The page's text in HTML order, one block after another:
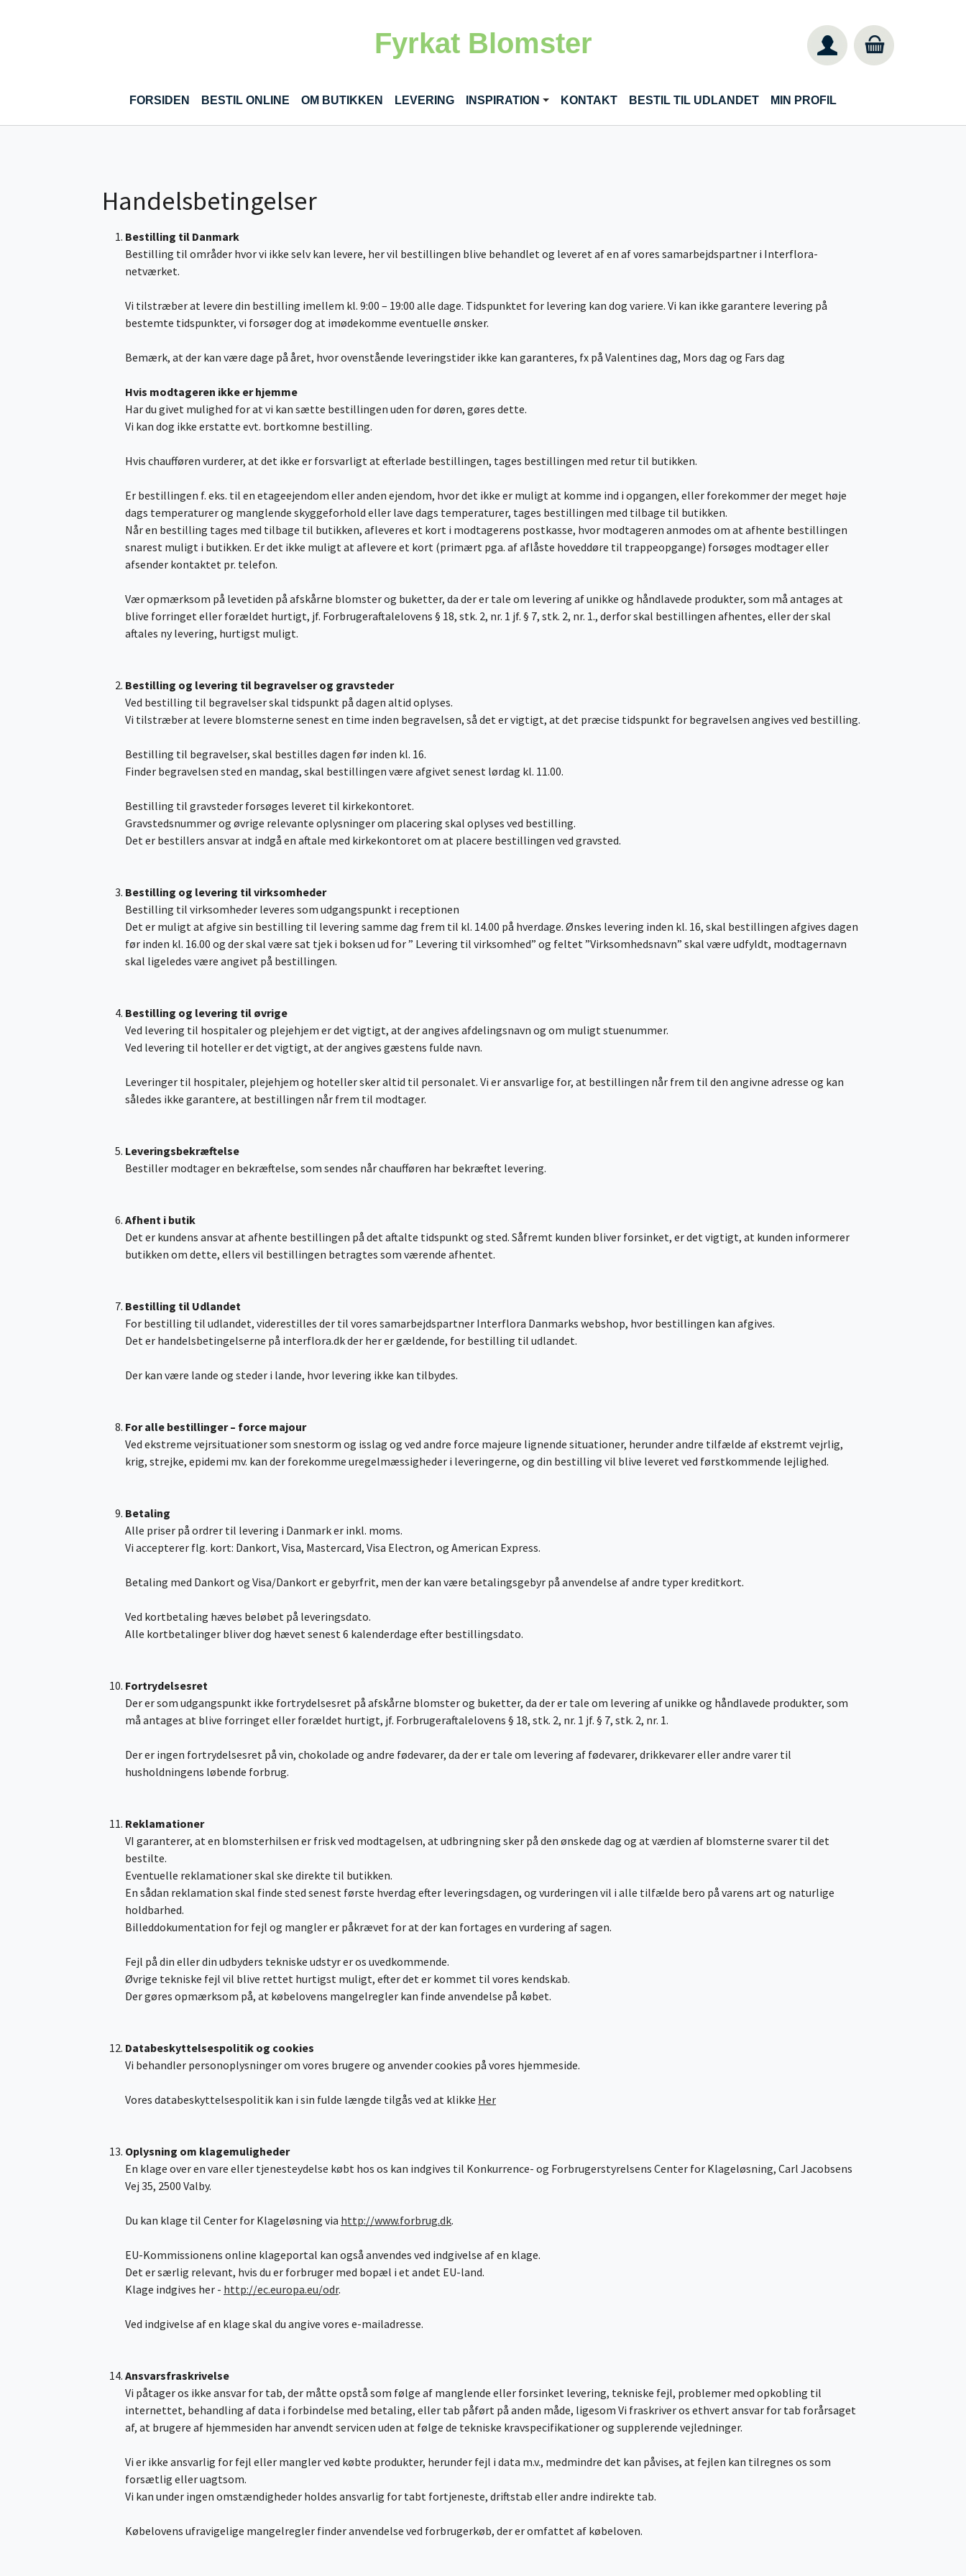
Fyrkat Blomster
FORSIDEN BESTIL ONLINE OM BUTIKKEN LEVERING INSPIRATION KONTAKT BESTIL TIL UDLANDET MIN PROFIL
Handelsbetingelser
Bestilling til Danmark
Bestilling til områder hvor vi ikke selv kan levere, her vil bestillingen blive behandlet og leveret af en af vores samarbejdspartner i Interflora-
netværket.
Vi tilstræber at levere din bestilling imellem kl. 9:00 – 19:00 alle dage. Tidspunktet for levering kan dog variere. Vi kan ikke garantere levering på
bestemte tidspunkter, vi forsøger dog at imødekomme eventuelle ønsker.
Bemærk, at der kan være dage på året, hvor ovenstående leveringstider ikke kan garanteres, fx på Valentines dag, Mors dag og Fars dag
Hvis modtageren ikke er hjemme
Har du givet mulighed for at vi kan sætte bestillingen uden for døren, gøres dette.
Vi kan dog ikke erstatte evt. bortkomne bestilling.
Hvis chaufføren vurderer, at det ikke er forsvarligt at efterlade bestillingen, tages bestillingen med retur til butikken.
Er bestillingen f. eks. til en etageejendom eller anden ejendom, hvor det ikke er muligt at komme ind i opgangen, eller forekommer der meget høje
dags temperaturer og manglende skyggeforhold eller lave dags temperaturer, tages bestillingen med tilbage til butikken.
Når en bestilling tages med tilbage til butikken, afleveres et kort i modtagerens postkasse, hvor modtageren anmodes om at afhente bestillingen
snarest muligt i butikken. Er det ikke muligt at aflevere et kort (primært pga. af aflåste hoveddøre til trappeopgange) forsøges modtager eller
afsender kontaktet pr. telefon.
Vær opmærksom på levetiden på afskårne blomster og buketter, da der er tale om levering af unikke og håndlavede produkter, som må antages at
blive forringet eller forældet hurtigt, jf. Forbrugeraftalelovens § 18, stk. 2, nr. 1 jf. § 7, stk. 2, nr. 1., derfor skal bestillingen afhentes, eller der skal
aftales ny levering, hurtigst muligt.
Bestilling og levering til begravelser og gravsteder
Ved bestilling til begravelser skal tidspunkt på dagen altid oplyses.
Vi tilstræber at levere blomsterne senest en time inden begravelsen, så det er vigtigt, at det præcise tidspunkt for begravelsen angives ved bestilling.
Bestilling til begravelser, skal bestilles dagen før inden kl. 16.
Finder begravelsen sted en mandag, skal bestillingen være afgivet senest lørdag kl. 11.00.
Bestilling til gravsteder forsøges leveret til kirkekontoret.
Gravstedsnummer og øvrige relevante oplysninger om placering skal oplyses ved bestilling.
Det er bestillers ansvar at indgå en aftale med kirkekontoret om at placere bestillingen ved gravsted.
Bestilling og levering til virksomheder
Bestilling til virksomheder leveres som udgangspunkt i receptionen
Det er muligt at afgive sin bestilling til levering samme dag frem til kl. 14.00 på hverdage. Ønskes levering inden kl. 16, skal bestillingen afgives dagen
før inden kl. 16.00 og der skal være sat tjek i boksen ud for ” Levering til virksomhed” og feltet ”Virksomhedsnavn” skal være udfyldt, modtagernavn
skal ligeledes være angivet på bestillingen.
Bestilling og levering til øvrige
Ved levering til hospitaler og plejehjem er det vigtigt, at der angives afdelingsnavn og om muligt stuenummer.
Ved levering til hoteller er det vigtigt, at der angives gæstens fulde navn.
Leveringer til hospitaler, plejehjem og hoteller sker altid til personalet. Vi er ansvarlige for, at bestillingen når frem til den angivne adresse og kan
således ikke garantere, at bestillingen når frem til modtager.
Leveringsbekræftelse
Bestiller modtager en bekræftelse, som sendes når chaufføren har bekræftet levering.
Afhent i butik
Det er kundens ansvar at afhente bestillingen på det aftalte tidspunkt og sted. Såfremt kunden bliver forsinket, er det vigtigt, at kunden informerer
butikken om dette, ellers vil bestillingen betragtes som værende afhentet.
Bestilling til Udlandet
For bestilling til udlandet, viderestilles der til vores samarbejdspartner Interflora Danmarks webshop, hvor bestillingen kan afgives.
Det er handelsbetingelserne på interflora.dk der her er gældende, for bestilling til udlandet.
Der kan være lande og steder i lande, hvor levering ikke kan tilbydes.
For alle bestillinger – force majour
Ved ekstreme vejrsituationer som snestorm og isslag og ved andre force majeure lignende situationer, herunder andre tilfælde af ekstremt vejrlig,
krig, strejke, epidemi mv. kan der forekomme uregelmæssigheder i leveringerne, og din bestilling vil blive leveret ved førstkommende lejlighed.
Betaling
Alle priser på ordrer til levering i Danmark er inkl. moms.
Vi accepterer flg. kort: Dankort, Visa, Mastercard, Visa Electron, og American Express.
Betaling med Dankort og Visa/Dankort er gebyrfrit, men der kan være betalingsgebyr på anvendelse af andre typer kreditkort.
Ved kortbetaling hæves beløbet på leveringsdato.
Alle kortbetalinger bliver dog hævet senest 6 kalenderdage efter bestillingsdato.
Fortrydelsesret
Der er som udgangspunkt ikke fortrydelsesret på afskårne blomster og buketter, da der er tale om levering af unikke og håndlavede produkter, som
må antages at blive forringet eller forældet hurtigt, jf. Forbrugeraftalelovens § 18, stk. 2, nr. 1 jf. § 7, stk. 2, nr. 1.
Der er ingen fortrydelsesret på vin, chokolade og andre fødevarer, da der er tale om levering af fødevarer, drikkevarer eller andre varer til
husholdningens løbende forbrug.
Reklamationer
VI garanterer, at en blomsterhilsen er frisk ved modtagelsen, at udbringning sker på den ønskede dag og at værdien af blomsterne svarer til det
bestilte.
Eventuelle reklamationer skal ske direkte til butikken.
En sådan reklamation skal finde sted senest første hverdag efter leveringsdagen, og vurderingen vil i alle tilfælde bero på varens art og naturlige
holdbarhed.
Billeddokumentation for fejl og mangler er påkrævet for at der kan fortages en vurdering af sagen.
Fejl på din eller din udbyders tekniske udstyr er os uvedkommende.
Øvrige tekniske fejl vil blive rettet hurtigst muligt, efter det er kommet til vores kendskab.
Der gøres opmærksom på, at købelovens mangelregler kan finde anvendelse på købet.
Databeskyttelsespolitik og cookies
Vi behandler personoplysninger om vores brugere og anvender cookies på vores hjemmeside.
Vores databeskyttelsespolitik kan i sin fulde længde tilgås ved at klikke Her
Oplysning om klagemuligheder
En klage over en vare eller tjenesteydelse købt hos os kan indgives til Konkurrence- og Forbrugerstyrelsens Center for Klageløsning, Carl Jacobsens
Vej 35, 2500 Valby.
Du kan klage til Center for Klageløsning via http://www.forbrug.dk.
EU-Kommissionens online klageportal kan også anvendes ved indgivelse af en klage.
Det er særlig relevant, hvis du er forbruger med bopæl i et andet EU-land.
Klage indgives her - http://ec.europa.eu/odr.
Ved indgivelse af en klage skal du angive vores e-mailadresse.
Ansvarsfraskrivelse
Vi påtager os ikke ansvar for tab, der måtte opstå som følge af manglende eller forsinket levering, tekniske fejl, problemer med opkobling til
internettet, behandling af data i forbindelse med betaling, eller tab påført på anden måde, ligesom Vi fraskriver os ethvert ansvar for tab forårsaget
af, at brugere af hjemmesiden har anvendt servicen uden at følge de tekniske kravspecifikationer og supplerende vejledninger.
Vi er ikke ansvarlig for fejl eller mangler ved købte produkter, herunder fejl i data m.v., medmindre det kan påvises, at fejlen kan tilregnes os som
forsætlig eller uagtsom.
Vi kan under ingen omstændigheder holdes ansvarlig for tabt fortjeneste, driftstab eller andre indirekte tab.
Købelovens ufravigelige mangelregler finder anvendelse ved forbrugerkøb, der er omfattet af købeloven.